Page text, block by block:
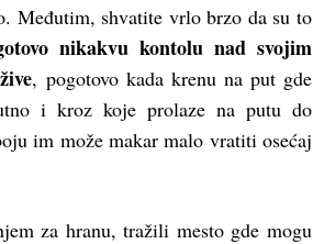
Međutim, shvatite vrlo brzo da su to
nikakvu kontolu nad svojim
, pogotovo kada krenu na put gde
i kroz koje prolaze na putu do
im može makar malo vratiti osećaj
za hranu, tražili mesto gde mogu